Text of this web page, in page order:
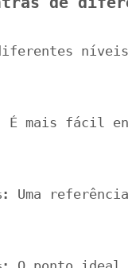
É mais fácil
Uma